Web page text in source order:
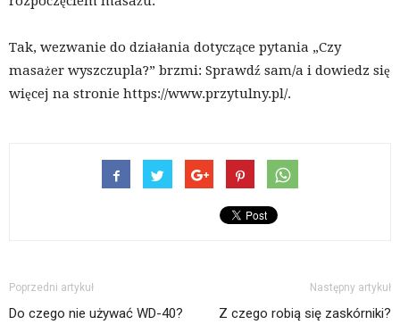
Tak, wezwanie do działania dotyczące pytania „Czy
masażer wyszczupla?” brzmi: Sprawdź sam/a i dowiedz się
więcej na stronie https://www.przytulny.pl/.
Poprzedni artykuł
Do czego nie używać WD-40?
Następny artykuł
Z czego robią się zaskórniki?